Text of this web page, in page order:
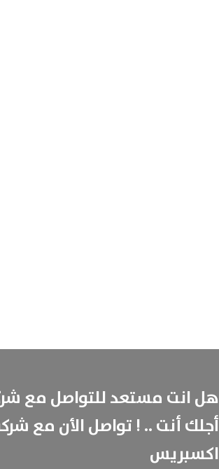
هل انت مستعد للتواصل مع
أجلك أنت .. ! تواصل الأن مع
اكسبريس